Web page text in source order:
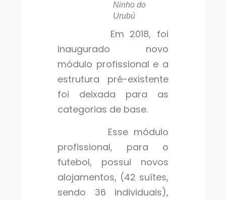
Ninho do
Urubú
Em 2018, foi
inaugurado novo
módulo profissional e a
estrutura pré-existente
foi deixada para as
categorias de base.
Esse módulo
profissional, para o
futebol, possui novos
alojamentos, (42 suítes,
sendo 36 individuais),